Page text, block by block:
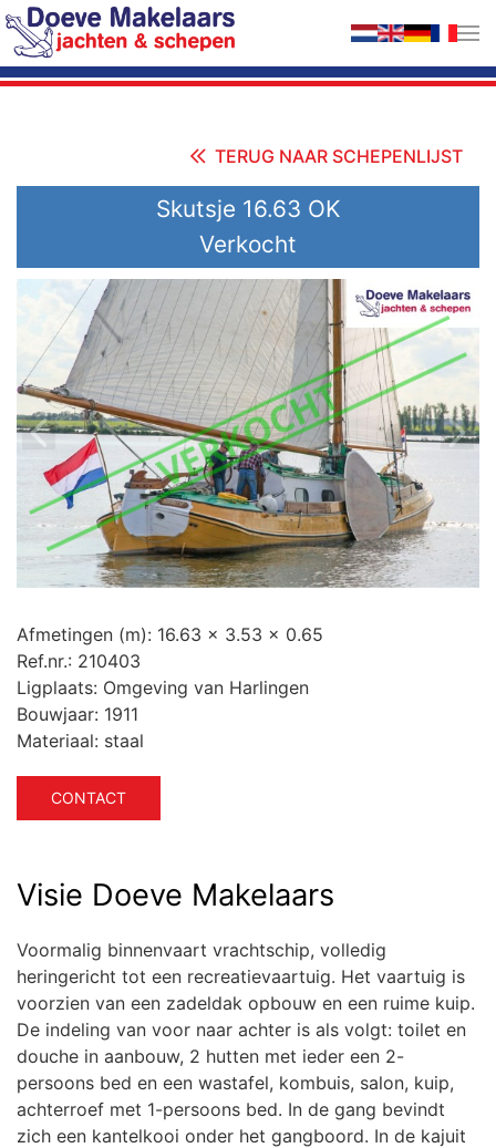
Terug naar hoofdinhoud
TERUG NAAR SCHEPENLIJST
Skutsje 16.63 OK
Verkocht
Afmetingen (m): 16.63 x 3.53 x 0.65
Ref.nr.: 210403
Ligplaats: Omgeving van Harlingen
Bouwjaar: 1911
Materiaal: staal
CONTACT
Visie Doeve Makelaars
Voormalig binnenvaart vrachtschip, volledig
heringericht tot een recreatievaartuig. Het vaartuig is
voorzien van een zadeldak opbouw en een ruime kuip.
De indeling van voor naar achter is als volgt: toilet en
douche in aanbouw, 2 hutten met ieder een 2-
persoons bed en een wastafel, kombuis, salon, kuip,
achterroef met 1-persoons bed. In de gang bevindt
zich een kantelkooi onder het gangboord. In de kajuit